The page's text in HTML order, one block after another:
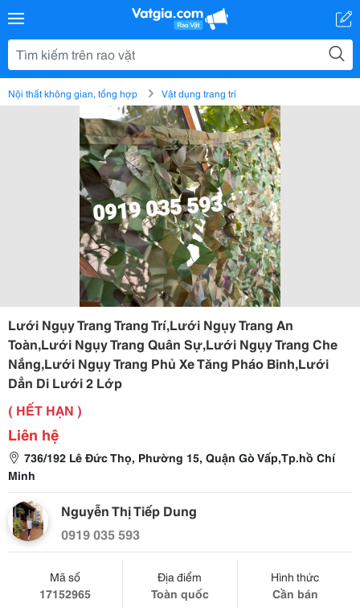
Nội thất không gian, tổng hợp Vật dụng trang trí
Lưới Ngụy Trang Trang Trí,Lưới Ngụy Trang An
Toàn,Lưới Ngụy Trang Quân Sự,Lưới Ngụy Trang Che
Nắng,Lưới Ngụy Trang Phủ Xe Tăng Pháo Binh,Lưới
Dẳn Di Lưới 2 Lớp
( HẾT HẠN )
Liên hệ
736/192 Lê Đức Thọ, Phường 15, Quận Gò Vấp,Tp.hồ Chí
Minh
Nguyễn Thị Tiếp Dung
0919 035 593
Mã số
17152965
Địa điểm
Toàn quốc
Hình thức
Cần bán